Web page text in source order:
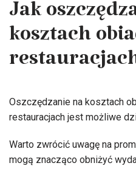
Jak
kosztach
Oszczędzanie na kosztach
restauracjach jest możliwe
Warto zwrócić uwagę na
mogą znacząco obniżyć